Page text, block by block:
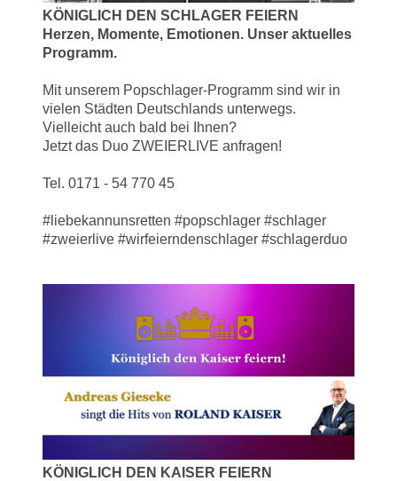
KÖNIGLICH DEN SCHLAGER FEIERN
Herzen, Momente, Emotionen. Unser aktuelles
Programm.
Mit unserem Popschlager-Programm sind wir in
vielen Städten Deutschlands unterwegs.
Vielleicht auch bald bei Ihnen?
Jetzt das Duo ZWEIERLIVE anfragen!
Tel. 0171 - 54 770 45
#liebekannunsretten #popschlager #schlager
#zweierlive #wirfeierndenschlager #schlagerduo
KÖNIGLICH DEN KAISER FEIERN